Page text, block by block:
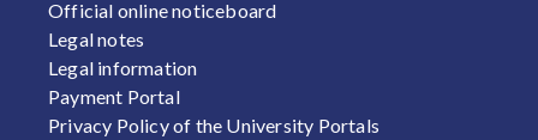
Official online noticeboard
Legal notes
Legal information
Payment Portal
Privacy Policy of the University Portals